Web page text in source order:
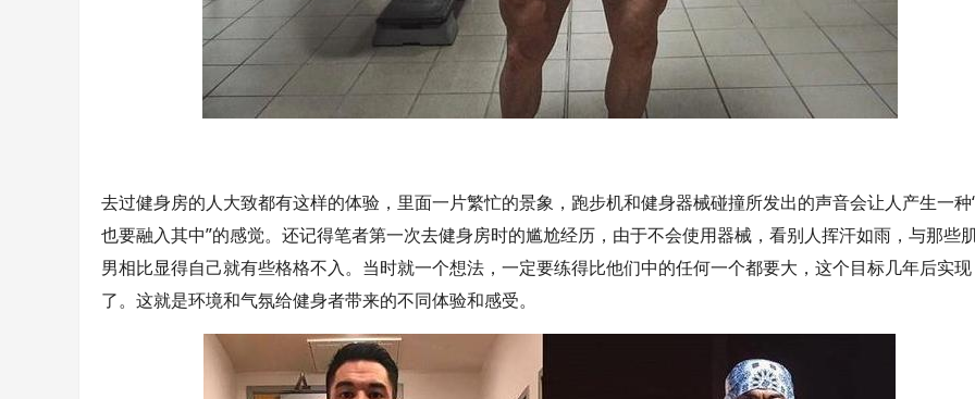
去过健身房的人大致都有这样的体验，里面一片繁忙的景象，跑步机和健身器械碰撞所发出的声音会让人产生一种
也要融入其中”的感觉。还记得笔者第一次去健身房时的尴尬经历，由于不会使用器械，看别人挥汗如雨，与那些
男相比显得自己就有些格格不入。当时就一个想法，一定要练得比他们中的任何一个都要大，这个目标几年后实现
了。这就是环境和气氛给健身者带来的不同体验和感受。